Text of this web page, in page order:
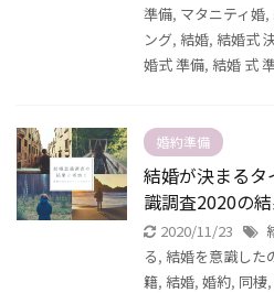
準備, マタニティ婚,
ング, 結婚, 結婚式
婚式 準備, 結婚 式
婚約準備
結婚が決まる
識調査2020の結
2020/11/23
る, 結婚を意識した
籍, 結婚, 婚約, 同棲,